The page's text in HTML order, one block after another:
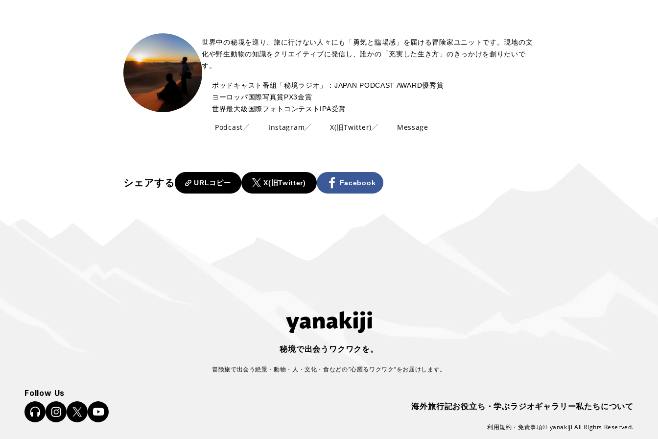
世界中の秘境を巡り、旅に行けない人々にも「勇気と臨場感」を届ける冒険家ユニットです。現地の文
化や野生動物の知識をクリエイティブに発信し、誰かの「充実した生き方」のきっかけを創りたいで
す。
ポッドキャスト番組「秘境ラジオ」：JAPAN PODCAST AWARD優秀賞
ヨーロッパ国際写真賞PX3金賞
世界最大級国際フォトコンテストIPA受賞
Podcast Instagram X(旧Twitter) Message
シェアする URLコピー X(旧Twitter) Facebook
秘境で出会うワクワクを。
冒険旅で出会う絶景・動物・人・文化・食などの“心躍るワクワク“をお届けします。
Follow Us
海外旅行記お役立ち・学ぶラジオギャラリー私たちについて
利用規約・免責事項© yanakiji All Rights Reserved.